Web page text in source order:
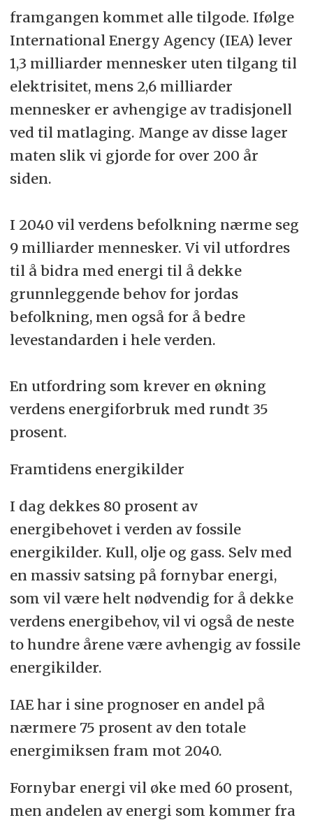
framgangen kommet alle tilgode. Ifølge
International Energy Agency (IEA) lever
1,3 milliarder mennesker uten tilgang til
elektrisitet, mens 2,6 milliarder
mennesker er avhengige av tradisjonell
ved til matlaging. Mange av disse lager
maten slik vi gjorde for over 200 år
siden.
I 2040 vil verdens befolkning nærme seg
9 milliarder mennesker. Vi vil utfordres
til å bidra med energi til å dekke
grunnleggende behov for jordas
befolkning, men også for å bedre
levestandarden i hele verden.
En utfordring som krever en økning
verdens energiforbruk med rundt 35
prosent.
Framtidens energikilder
I dag dekkes 80 prosent av
energibehovet i verden av fossile
energikilder. Kull, olje og gass. Selv med
en massiv satsing på fornybar energi,
som vil være helt nødvendig for å dekke
verdens energibehov, vil vi også de neste
to hundre årene være avhengig av fossile
energikilder.
IAE har i sine prognoser en andel på
nærmere 75 prosent av den totale
energimiksen fram mot 2040.
Fornybar energi vil øke med 60 prosent,
men andelen av energi som kommer fra